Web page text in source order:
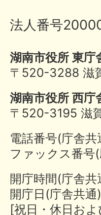
法人番号
湖南市役所 東庁
〒520-3288 滋
湖南市役所 西庁
〒520-3195 滋
電話番号(庁舎
ファックス番
開庁時間(庁舎
開庁日(庁舎共
[祝日・休日お